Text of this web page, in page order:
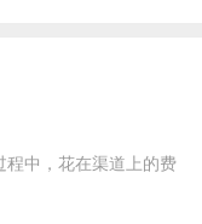
程中，花在渠道上的费